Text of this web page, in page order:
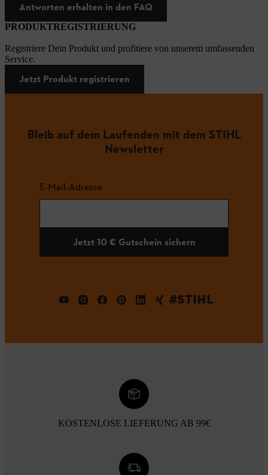
Antworten erhalten in den FAQ
PRODUKTREGISTRIERUNG
Registriere Dein Produkt und profitiere von unserem umfassenden
Service.
Jetzt Produkt registrieren
Bleib auf dem Laufenden mit dem STIHL
Newsletter
E-Mail-Adresse
Jetzt 10 € Gutschein sichern
#STIHL
KOSTENLOSE LIEFERUNG AB 99€